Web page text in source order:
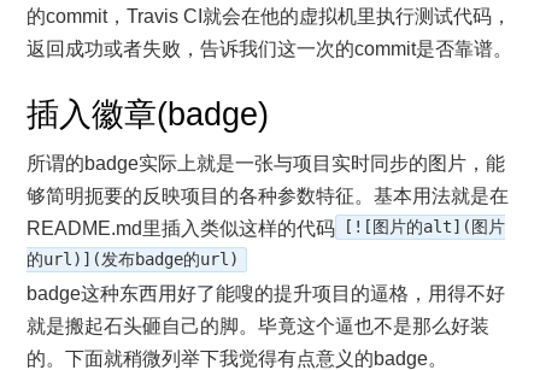
的commit，Travis CI就会在他的虚拟机里执行测试代码，
返回成功或者失败，告诉我们这一次的commit是否靠谱。
插入徽章(badge)
所谓的badge实际上就是一张与项目实时同步的图片，能
够简明扼要的反映项目的各种参数特征。基本用法就是在
README.md里插入类似这样的代码
[![图片的alt](图片
的url)](发布badge的url)
badge这种东西用好了能嗖的提升项目的逼格，用得不好
就是搬起石头砸自己的脚。毕竟这个逼也不是那么好装
的。下面就稍微列举下我觉得有点意义的badge。